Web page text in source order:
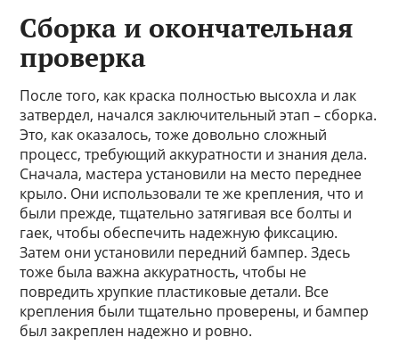
Сборка и окончательная
проверка
После того, как краска полностью высохла и лак
затвердел, начался заключительный этап – сборка.
Это, как оказалось, тоже довольно сложный
процесс, требующий аккуратности и знания дела.
Сначала, мастера установили на место переднее
крыло. Они использовали те же крепления, что и
были прежде, тщательно затягивая все болты и
гаек, чтобы обеспечить надежную фиксацию.
Затем они установили передний бампер. Здесь
тоже была важна аккуратность, чтобы не
повредить хрупкие пластиковые детали. Все
крепления были тщательно проверены, и бампер
был закреплен надежно и ровно.